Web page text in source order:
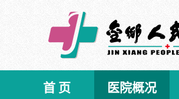
首 页 医院概况